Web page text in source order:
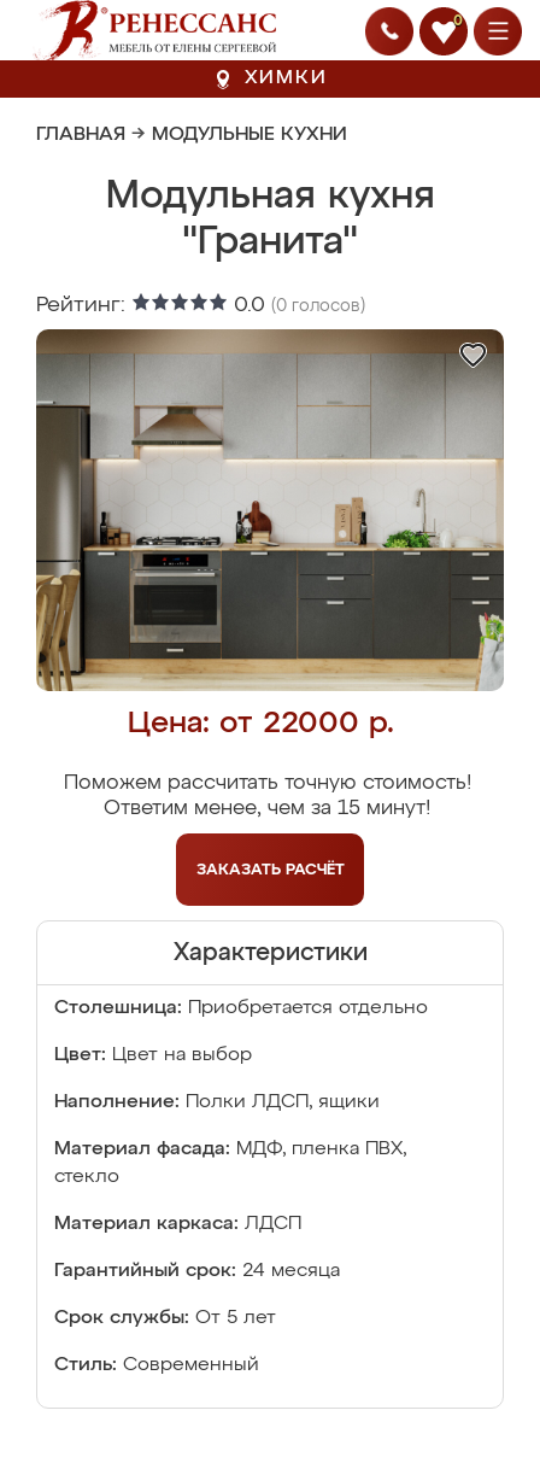
0
ХИМКИ
ГЛАВНАЯ → МОДУЛЬНЫЕ КУХНИ
Модульная кухня
"Гранита"
Рейтинг: 0.0 (0 голосов)
Цена: от 22000 р.
Поможем рассчитать точную стоимость!
Ответим менее, чем за 15 минут!
ЗАКАЗАТЬ РАСЧЁТ
Характеристики
Столешница: Приобретается отдельно
Цвет: Цвет на выбор
Наполнение: Полки ЛДСП, ящики
Материал фасада: МДФ, пленка ПВХ,
стекло
Материал каркаса: ЛДСП
Гарантийный срок: 24 месяца
Срок службы: От 5 лет
Стиль: Современный